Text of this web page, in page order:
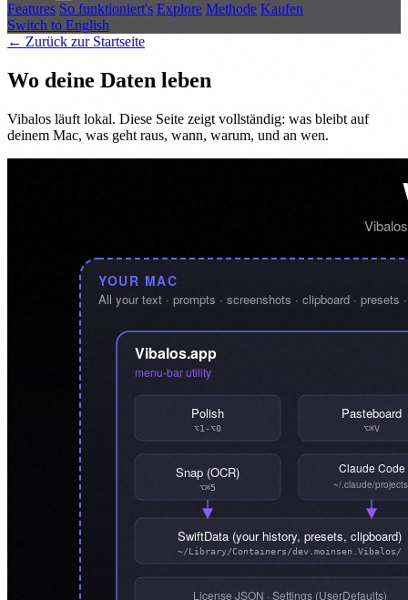
Features So funktioniert's Explore Methode Kaufen
Switch to English
← Zurück zur Startseite
Wo deine Daten leben
Vibalos läuft lokal. Diese Seite zeigt vollständig: was bleibt auf
deinem Mac, was geht raus, wann, warum, und an wen.